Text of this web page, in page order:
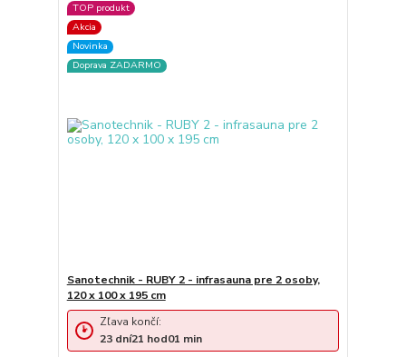
TOP produkt
Akcia
Novinka
Doprava ZADARMO
Sanotechnik - RUBY 2 - infrasauna pre 2 osoby,
120 x 100 x 195 cm
Zľava končí:
23 dní21 hod01 min